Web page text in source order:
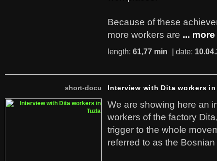
Because of these
more workers are ... more
length: 61,77 min | date:
short-docu Interview with Dita workers in
We are showing here an
workers of the factory
trigger to the whole
referred to as the